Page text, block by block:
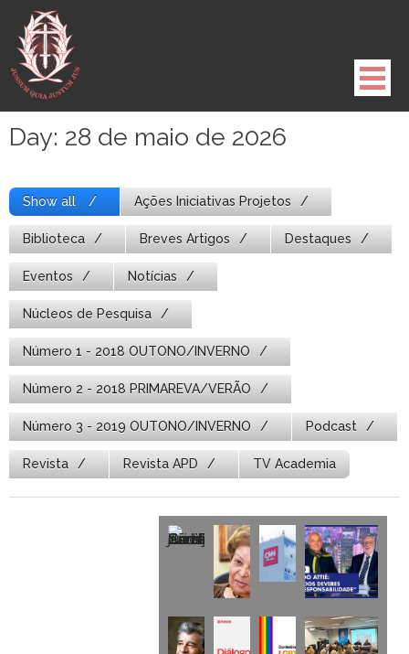
para
conteúdo
Day: 28 de maio de 2026
Show all Ações Iniciativas Projetos
Biblioteca Breves Artigos Destaques
Eventos Notícias
Núcleos de Pesquisa
Número 1 - 2018 OUTONO/INVERNO
Número 2 - 2018 PRIMAREVA/VERÃO
Número 3 - 2019 OUTONO/INVERNO Podcast
Revista Revista APD TV Academia